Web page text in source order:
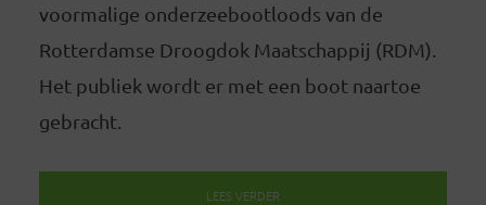
voormalige onderzeebootloods van de
Rotterdamse Droogdok Maatschappij (RDM).
Het publiek wordt er met een boot naartoe
gebracht.
LEES VERDER